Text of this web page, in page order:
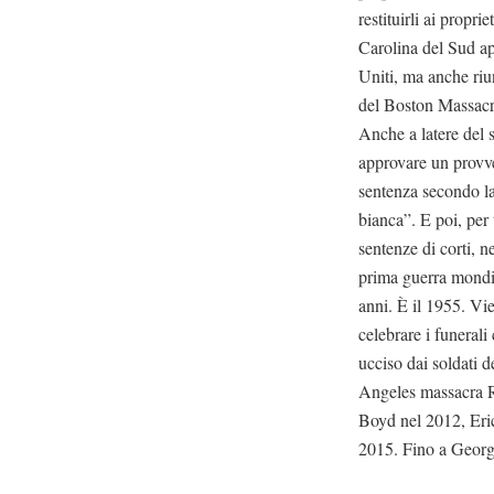
restituirli ai
Carolina del Sud
Uniti, ma anche
del Boston
Anche a latere del
approvare un
sentenza secondo
bianca”. E poi,
sentenze di corti,
prima guerra
anni. È il 1955.
celebrare i funerali
ucciso dai soldati
Angeles
Boyd nel 2012,
2015. Fino a